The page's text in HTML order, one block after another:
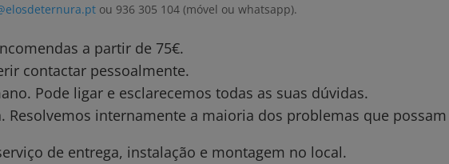
ou 936 305 104 (móvel ou whatsapp).
a partir de 75€.
contactar pessoalmente.
Pode ligar e esclarecemos todas as suas dúvidas.
Resolvemos internamente a maioria dos problemas que possam
de entrega, instalação e montagem no local.